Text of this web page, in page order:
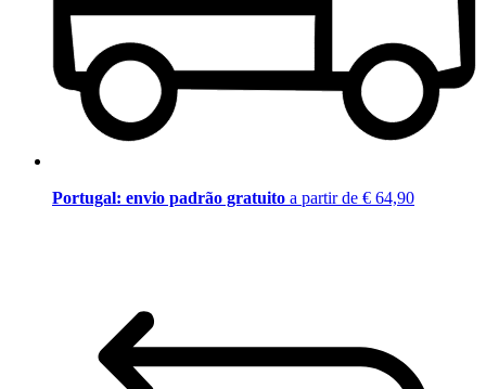
Portugal: envio padrão gratuito a partir de € 64,90